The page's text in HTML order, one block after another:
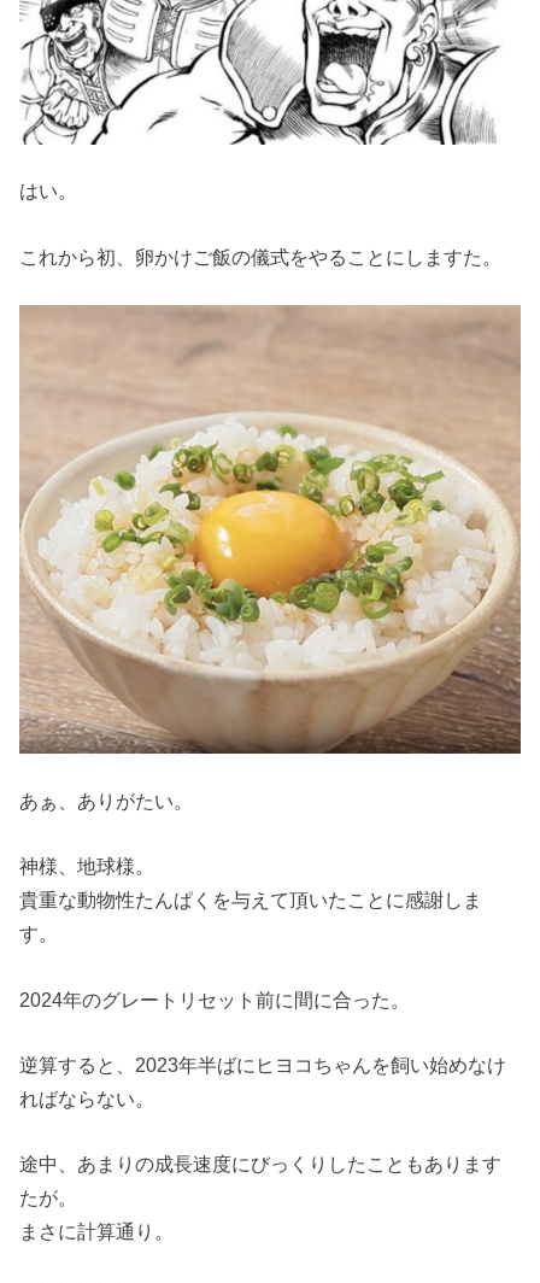
はい。
これから初、卵かけご飯の儀式をやることにしますた。
あぁ、ありがたい。
神様、地球様。
貴重な動物性たんぱくを与えて頂いたことに感謝しま
す。
2024年のグレートリセット前に間に合った。
逆算すると、2023年半ばにヒヨコちゃんを飼い始めなけ
ればならない。
途中、あまりの成長速度にびっくりしたこともあります
たが。
まさに計算通り。